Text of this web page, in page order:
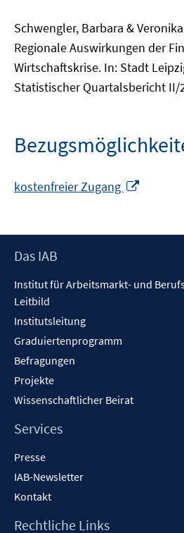
Schwengler, Barbara &
Regionale Auswirkungen der
Wirtschaftskrise. In: Stadt
Statistischer Quartalsbericht II/
kostenfreier Zugang
öffnen
Footer
Das IAB
Institut für Arbeitsmarkt- und
Leitbild
Institutsleitung
Graduiertenprogramm
Befragungen
Projekte
Wissenschaftlicher Beirat
Services
Presse
IAB-Newsletter
Kontakt
Rechtliche Links